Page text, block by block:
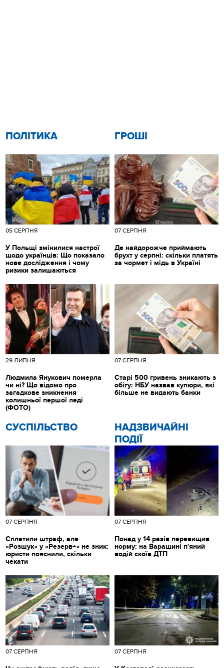
ПОЛІТИКА
05 СЕРПНЯ
У Польщі змінилися настрої
щодо українців: Що показало
нове дослідження і чому
ризики залишаються
ГРОШІ
07 СЕРПНЯ
Де найдорожче приймають
брухт у серпні: скільки платять
за чормет і мідь в Україні
CУСПІЛЬСТВО
07 СЕРПНЯ
Сплатили штраф, але
«Розшук» у «Резерв+» не зник:
юристи пояснили, скільки
чекати
НАДЗВИЧАЙНІ
ПОДІЇ
07 СЕРПНЯ
Понад у 14 разів перевищив
норму: на Варащині п'яний
водій скоїв ДТП
29 ЛИПНЯ
Людмила Янукович померла
чи ні? Що відомо про
загадкове зникнення
колишньої першої леді
(ФОТО)
07 СЕРПНЯ
Старі 500 гривень зникають з
обігу: НБУ назвав купюри, які
більше не видають банки
07 СЕРПНЯ 07 СЕРПНЯ